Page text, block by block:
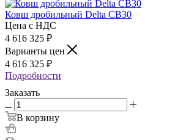
Ковш дробильный Delta CB30
Цена с НДС
4 616 325 ₽
Варианты цен
4 616 325 ₽
Подробности
Заказать
В корзину